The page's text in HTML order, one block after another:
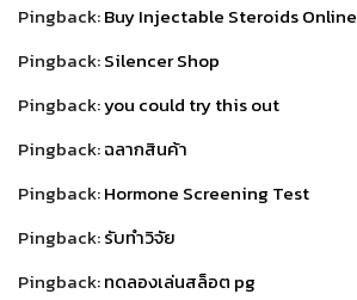
Pingback:Buy Injectable Steroids Online
Pingback:Silencer Shop
Pingback:you could try this out
Pingback:ฉลากสินค้า
Pingback:Hormone Screening Test
Pingback:รับทำวิจัย
Pingback:ทดลองเล่นสล็อต pg